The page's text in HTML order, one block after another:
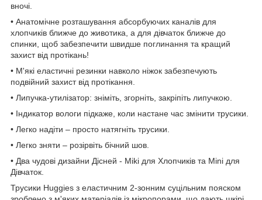
вночі.
• Анатомічне розташування абсорбуючих каналів для
хлопчиків ближче до животика, а для дівчаток ближче до
спинки, щоб забезпечити швидше поглинання та кращий
захист від протікань!
• М'які еластичні резинки навколо ніжок забезпечують
подвійний захист від протікання.
• Липучка-утилізатор: зніміть, згорніть, закріпіть липучкою.
• Індикатор вологи підкаже, коли настане час змінити трусики.
• Легко надіти – просто натягніть трусики.
• Легко зняти – розірвіть бічний шов.
• Два чудові дизайни Дісней - Miki для Хлопчиків та Mini для
Дівчаток.
Трусики Huggies з еластичним 2-зонним суцільним пояском